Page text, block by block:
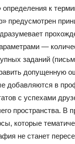
к
предусмотрен
—
заданий
допущенную
добавляются в
с успехами
пространства. В
которые
не станет